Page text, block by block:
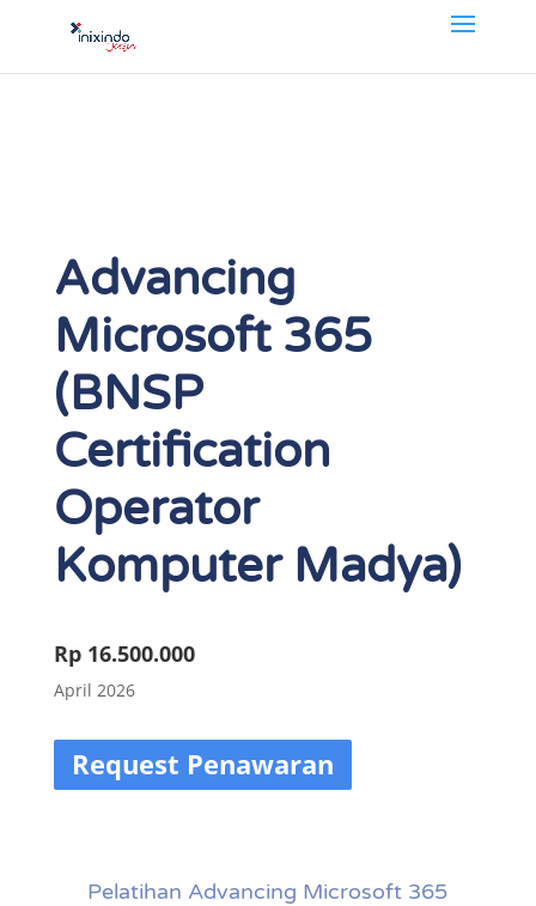
Advancing
Microsoft 365
(BNSP
Certification
Operator
Komputer Madya)
Rp 16.500.000
April 2026
Request Penawaran
Pelatihan Advancing Microsoft 365